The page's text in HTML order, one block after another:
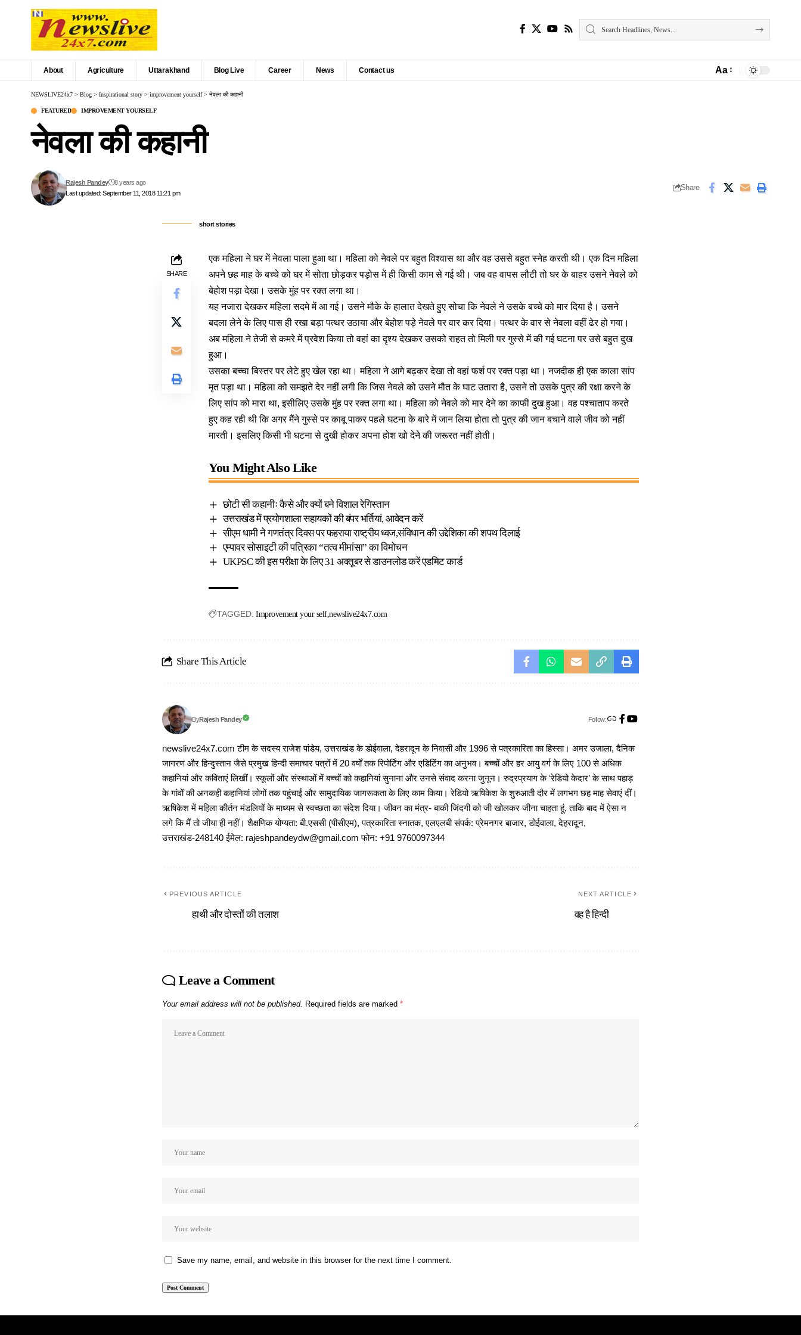
About Agriculture Uttarakhand Blog Live Career News Contact us Aa
NEWSLIVE24x7 > Blog > Inspirational story > improvement yourself> नेवला की कहानी
FEATURED IMPROVEMENT YOURSELF
नेवला की कहानी
Last updated: September 11, 2018 11:21 pm
Rajesh Pandey 8 years ago
Share
short stories
SHARE
एक महिला ने घर में नेवला पाला हुआ था। महिला को नेवले पर बहुत विश्वास था और वह उससे बहुत स्नेह करती थी। एक दिन महिला
अपने छह माह के बच्चे को घर में सोता छोड़कर पड़ोस में ही किसी काम से गई थी। जब वह वापस लौटी तो घर के बाहर उसने नेवले को
बेहोश पड़ा देखा। उसके मुंह पर रक्त लगा था।
यह नजारा देखकर महिला सदमे में आ गई। उसने मौके के हालात देखते हुए सोचा कि नेवले ने उसके बच्चे को मार दिया है। उसने
बदला लेने के लिए पास ही रखा बड़ा पत्थर उठाया और बेहोश पड़े नेवले पर वार कर दिया। पत्थर के वार से नेवला वहीं ढेर हो गया।
अब महिला ने तेजी से कमरे में प्रवेश किया तो वहां का दृश्य देखकर उसको राहत तो मिली पर गुस्से में की गई घटना पर उसे बहुत दुख
हुआ।
उसका बच्चा बिस्तर पर लेटे हुए खेल रहा था। महिला ने आगे बढ़कर देखा तो वहां फर्श पर रक्त पड़ा था। नजदीक ही एक काला सांप
मृत पड़ा था। महिला को समझते देर नहीं लगी कि जिस नेवले को उसने मौत के घाट उतारा है, उसने तो उसके पुत्र की रक्षा करने के
लिए सांप को मारा था, इसीलिए उसके मुंह पर रक्त लगा था। महिला को नेवले को मार देने का काफी दुख हुआ। वह पश्चाताप करते
हुए कह रही थी कि अगर मैंने गुस्से पर काबू पाकर पहले घटना के बारे में जान लिया होता तो पुत्र की जान बचाने वाले जीव को नहीं
मारती। इसलिए किसी भी घटना से दुखी होकर अपना होश खो देने की जरूरत नहीं होती।
You Might Also Like
छोटी सी कहानीः कैसे और क्यों बने विशाल रेगिस्तान
उत्तराखंड में प्रयोगशाला सहायकों की बंपर भर्तियां, आवेदन करें
सीएम धामी ने गणतंत्र दिवस पर फहराया राष्ट्रीय ध्वज,संविधान की उद्देशिका की शपथ दिलाई
एम्पावर सोसाइटी की पत्रिका “तत्व मीमांसा” का विमोचन
UKPSC की इस परीक्षा के लिए 31 अक्तूबर से डाउनलोड करें एडमिट कार्ड
TAGGED: Improvement your self newslive24x7.com
Share This Article
ByRajesh Pandey Follow:
newslive24x7.com टीम के सदस्य राजेश पांडेय, उत्तराखंड के डोईवाला, देहरादून के निवासी और 1996 से पत्रकारिता का हिस्सा। अमर उजाला, दैनिक
जागरण और हिन्दुस्तान जैसे प्रमुख हिन्दी समाचार पत्रों में 20 वर्षों तक रिपोर्टिंग और एडिटिंग का अनुभव। बच्चों और हर आयु वर्ग के लिए 100 से अधिक
कहानियां और कविताएं लिखीं। स्कूलों और संस्थाओं में बच्चों को कहानियां सुनाना और उनसे संवाद करना जुनून। रुद्रप्रयाग के ‘रेडियो केदार’ के साथ पहाड़
के गांवों की अनकही कहानियां लोगों तक पहुंचाईं और सामुदायिक जागरूकता के लिए काम किया। रेडियो ऋषिकेश के शुरुआती दौर में लगभग छह माह सेवाएं दीं।
ऋषिकेश में महिला कीर्तन मंडलियों के माध्यम से स्वच्छता का संदेश दिया। जीवन का मंत्र- बाकी जिंदगी को जी खोलकर जीना चाहता हूं, ताकि बाद में ऐसा न
लगे कि मैं तो जीया ही नहीं। शैक्षणिक योग्यता: बी.एससी (पीसीएम), पत्रकारिता स्नातक, एलएलबी संपर्क: प्रेमनगर बाजार, डोईवाला, देहरादून,
उत्तराखंड-248140 ईमेल: rajeshpandeydw@gmail.com फोन: +91 9760097344
PREVIOUS ARTICLE
हाथी और दोस्तों की तलाश
NEXT ARTICLE
वह है हिन्दी
Leave a Comment
Your email address will not be published. Required fields are marked *
Save my name, email, and website in this browser for the next time I comment.